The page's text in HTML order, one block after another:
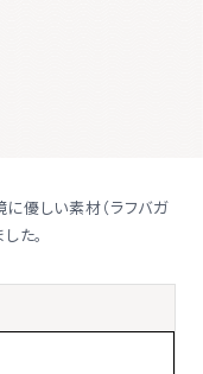
優しい素材（ラフバガ
た。